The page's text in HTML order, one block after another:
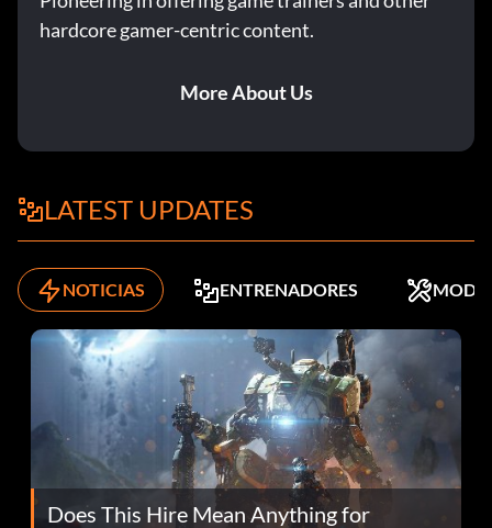
hardcore gamer-centric content.
More About Us
LATEST UPDATES
NOTICIAS ENTRENADORES MODS
Does This Hire Mean Anything for